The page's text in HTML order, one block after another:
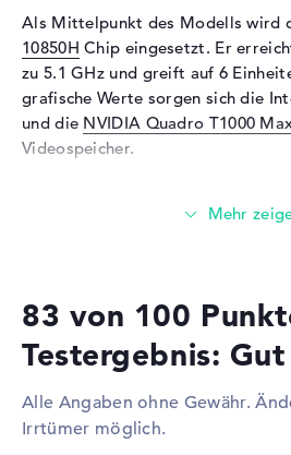
Soundkarte
Realtek
Mikrofon
Webcam
Sensorauflösung
0,9 MP
Eingabegeräte
Netzwerk
Netzwerkkarte
Gigabit
(10/100/
WLAN
Als Mittelpunkt des Modells wird
10850H Chip eingesetzt. Er
zu 5.1 GHz und greift auf 6
grafische Werte sorgen sich die
und die NVIDIA Quadro T1000
Videospeicher.
Technologie. Eine Arbeitsspeicher-
und umfassende Archive lagern
Diese Schnittstellen und
83 von 100
Testergebnis: Gut
Alle Angaben ohne Gewähr.
Irrtümer möglich.